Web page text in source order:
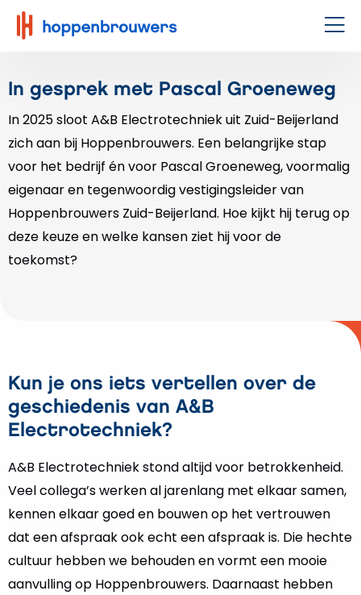
Hoppenbrouwers
|
leeft
In gesprek met Pascal Groeneweg
In 2025 sloot A&B Electrotechniek uit Zuid-Beijerland
zich aan bij Hoppenbrouwers. Een belangrijke stap
voor het bedrijf én voor Pascal Groeneweg, voormalig
eigenaar en tegenwoordig vestigingsleider van
Hoppenbrouwers Zuid-Beijerland. Hoe kijkt hij terug op
deze keuze en welke kansen ziet hij voor de
toekomst?
Kun je ons iets vertellen over de
geschiedenis van A&B
Electrotechniek?
A&B Electrotechniek stond altijd voor betrokkenheid.
Veel collega’s werken al jarenlang met elkaar samen,
kennen elkaar goed en bouwen op het vertrouwen
dat een afspraak ook echt een afspraak is. Die hechte
cultuur hebben we behouden en vormt een mooie
aanvulling op Hoppenbrouwers. Daarnaast hebben